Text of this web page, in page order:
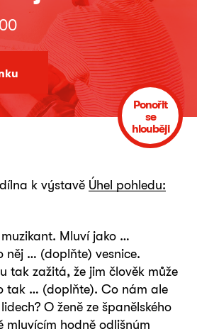
Ponořit
se
hlouběji
k výstavě Úhel pohledu:
Mluví jako …
něj … (doplňte) vesnice.
tak zažitá, že jim člověk může
tak … (doplňte). Co nám ale
O ženě ze španělského
mluvícím hodně odlišným